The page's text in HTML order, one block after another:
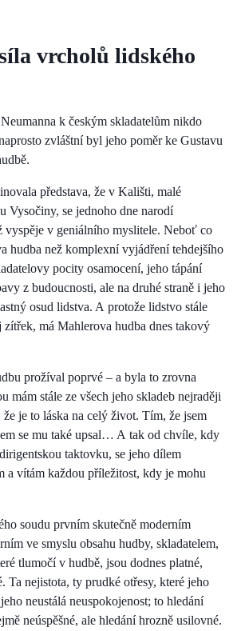
vrcholů lidského
k českým skladatelům nikdo
zvláštní byl jeho poměr ke Gustavu
představa, že v Kališti, malé
Vysočiny, se jednoho dne narodí
vyspěje v geniálního myslitele. Neboť co
hudba než komplexní vyjádření tehdejšího
pocity osamocení, jeho tápání
z budoucnosti, ale na druhé straně i jeho
osud lidstva. A protože lidstvo stále
zítřek, má Mahlerova hudba dnes takový
prožíval poprvé – a byla to zrovna
mám stále ze všech jeho skladeb nejraději
že je to láska na celý život. Tím, že jsem
se mu také upsal… A tak od chvíle, kdy
taktovku, se jeho dílem
a vítám každou příležitost, kdy je mohu
soudu prvním skutečně moderním
ve smyslu obsahu hudby, skladatelem,
tlumočí v hudbě, jsou dodnes platné,
Ta nejistota, ty prudké otřesy, které jeho
neustálá neuspokojenost; to hledání
neúspěšné, ale hledání hrozně usilovné.